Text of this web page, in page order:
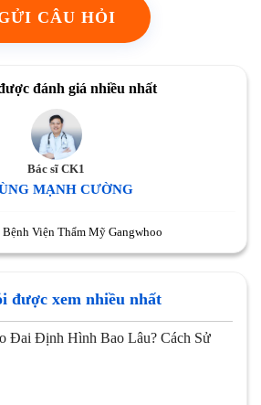
CÂU HỎI
đánh giá nhiều nhất
Bác sĩ CK1
MẠNH CƯỜNG
Viện Thẩm Mỹ Gangwhoo
được xem nhiều nhất
Đai Định Hình Bao Lâu? Cách Sử